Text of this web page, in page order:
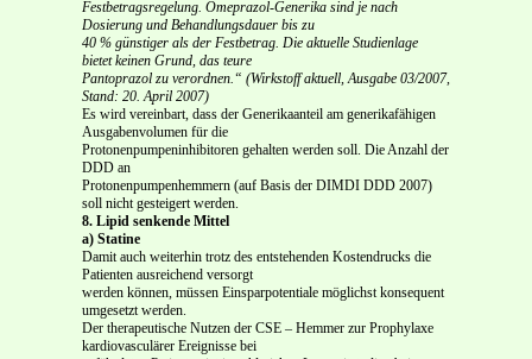
Festbetragsregelung. Omeprazol-Generika sind je nach
Dosierung und Behandlungsdauer bis zu
40 % günstiger als der Festbetrag. Die aktuelle Studienlage
bietet keinen Grund, das teure
Pantoprazol zu verordnen.“ (Wirkstoff aktuell, Ausgabe 03/2007,
Stand: 20. April 2007)
Es wird vereinbart, dass der Generikaanteil am generikafähigen
Ausgabenvolumen für die
Protonenpumpeninhibitoren gehalten werden soll. Die Anzahl der
DDD an
Protonenpumpenhemmern (auf Basis der DIMDI DDD 2007)
soll nicht gesteigert werden.
8. Lipid senkende Mittel
a) Statine
Damit auch weiterhin trotz des entstehenden Kostendrucks die
Patienten ausreichend versorgt
werden können, müssen Einsparpotentiale möglichst konsequent
umgesetzt werden.
Der therapeutische Nutzen der CSE – Hemmer zur Prophylaxe
kardiovasculärer Ereignisse bei